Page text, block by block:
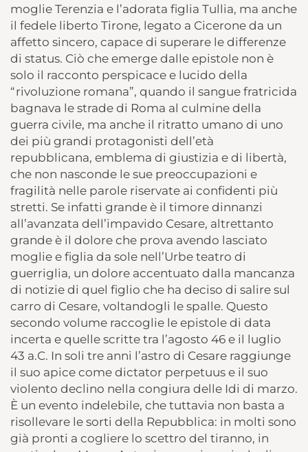
moglie Terenzia e l’adorata figlia Tullia, ma anche
il fedele liberto Tirone, legato a Cicerone da un
affetto sincero, capace di superare le differenze
di status. Ciò che emerge dalle epistole non è
solo il racconto perspicace e lucido della
“rivoluzione romana”, quando il sangue fratricida
bagnava le strade di Roma al culmine della
guerra civile, ma anche il ritratto umano di uno
dei più grandi protagonisti dell’età
repubblicana, emblema di giustizia e di libertà,
che non nasconde le sue preoccupazioni e
fragilità nelle parole riservate ai confidenti più
stretti. Se infatti grande è il timore dinnanzi
all’avanzata dell’impavido Cesare, altrettanto
grande è il dolore che prova avendo lasciato
moglie e figlia da sole nell’Urbe teatro di
guerriglia, un dolore accentuato dalla mancanza
di notizie di quel figlio che ha deciso di salire sul
carro di Cesare, voltandogli le spalle. Questo
secondo volume raccoglie le epistole di data
incerta e quelle scritte tra l’agosto 46 e il luglio
43 a.C. In soli tre anni l’astro di Cesare raggiunge
il suo apice come dictator perpetuus e il suo
violento declino nella congiura delle Idi di marzo.
È un evento indelebile, che tuttavia non basta a
risollevare le sorti della Repubblica: in molti sono
già pronti a cogliere lo scettro del tiranno, in